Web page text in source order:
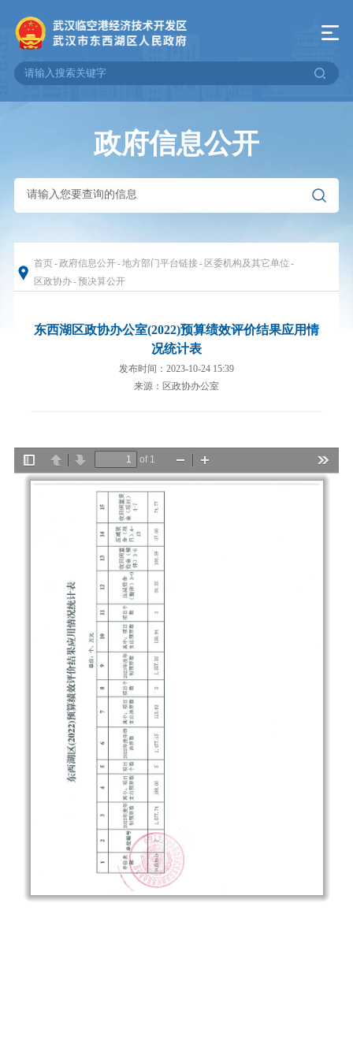
政府信息公开
首页-政府信息公开-地方部门平台链接- 区委机构及其它单位 -
区政协办-预决算公开
东西湖区政协办公室(2022)预算绩效评价结果应用情
况统计表
发布时间：2023-10-24 15:39
来源：区政协办公室